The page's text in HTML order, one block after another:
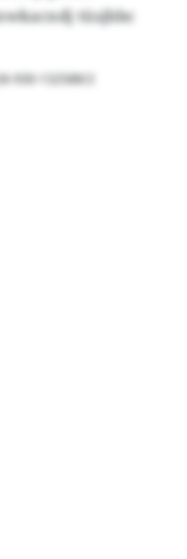
tüsjbbc
930-132588/2